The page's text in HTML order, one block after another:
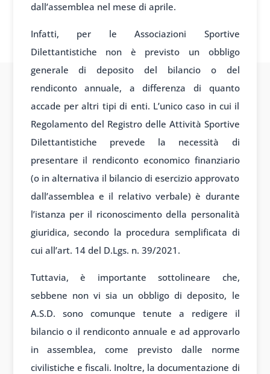
dall’assemblea nel mese di aprile.
Infatti, per le Associazioni Sportive
Dilettantistiche non è previsto un obbligo
generale di deposito del bilancio o del
rendiconto annuale, a differenza di quanto
accade per altri tipi di enti. L’unico caso in cui il
Regolamento del Registro delle Attività Sportive
Dilettantistiche prevede la necessità di
presentare il rendiconto economico finanziario
(o in alternativa il bilancio di esercizio approvato
dall’assemblea e il relativo verbale) è durante
l’istanza per il riconoscimento della personalità
giuridica, secondo la procedura semplificata di
cui all’art. 14 del D.Lgs. n. 39/2021.
Tuttavia, è importante sottolineare che,
sebbene non vi sia un obbligo di deposito, le
A.S.D. sono comunque tenute a redigere il
bilancio o il rendiconto annuale e ad approvarlo
in assemblea, come previsto dalle norme
civilistiche e fiscali. Inoltre, la documentazione di